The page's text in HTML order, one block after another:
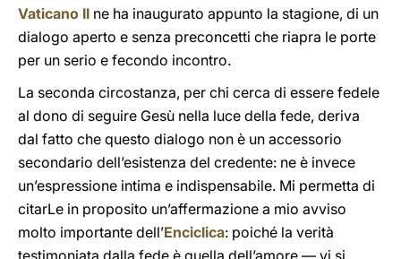
Vaticano II ne ha inaugurato appunto la stagione, di un
dialogo aperto e senza preconcetti che riapra le porte
per un serio e fecondo incontro.
La seconda circostanza, per chi cerca di essere fedele
al dono di seguire Gesù nella luce della fede, deriva
dal fatto che questo dialogo non è un accessorio
secondario dell’esistenza del credente: ne è invece
un’espressione intima e indispensabile. Mi permetta di
citarLe in proposito un’affermazione a mio avviso
molto importante dell’Enciclica: poiché la verità
testimoniata dalla fede è quella dell’amore — vi si